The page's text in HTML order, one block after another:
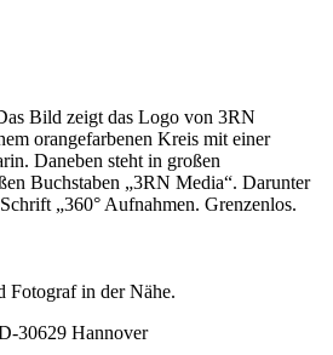
Fotograf in der Nähe.
30629 Hannover